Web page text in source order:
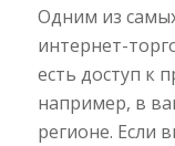
Одним из
интернет-
есть доступ к
например, в
регионе. Если